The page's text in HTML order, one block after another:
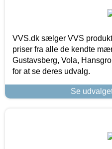
VVS.dk sælger VVS
priser fra alle de kendte
Gustavsberg, Vola,
for at se deres udvalg.
Se